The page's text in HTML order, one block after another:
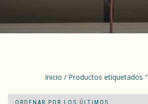
Inicio / Productos etiquetados